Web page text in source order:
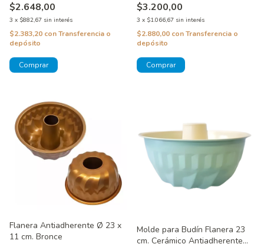
$2.648,00
3 x $882,67 sin interés
$2.383,20 conTransferencia o
depósito
$3.200,00
3 x $1.066,67 sin interés
$2.880,00 conTransferencia o
depósito
Flanera Antiadherente Ø 23 x
11 cm. Bronce
Molde para Budín Flanera 23
cm. Cerámico Antiadherente